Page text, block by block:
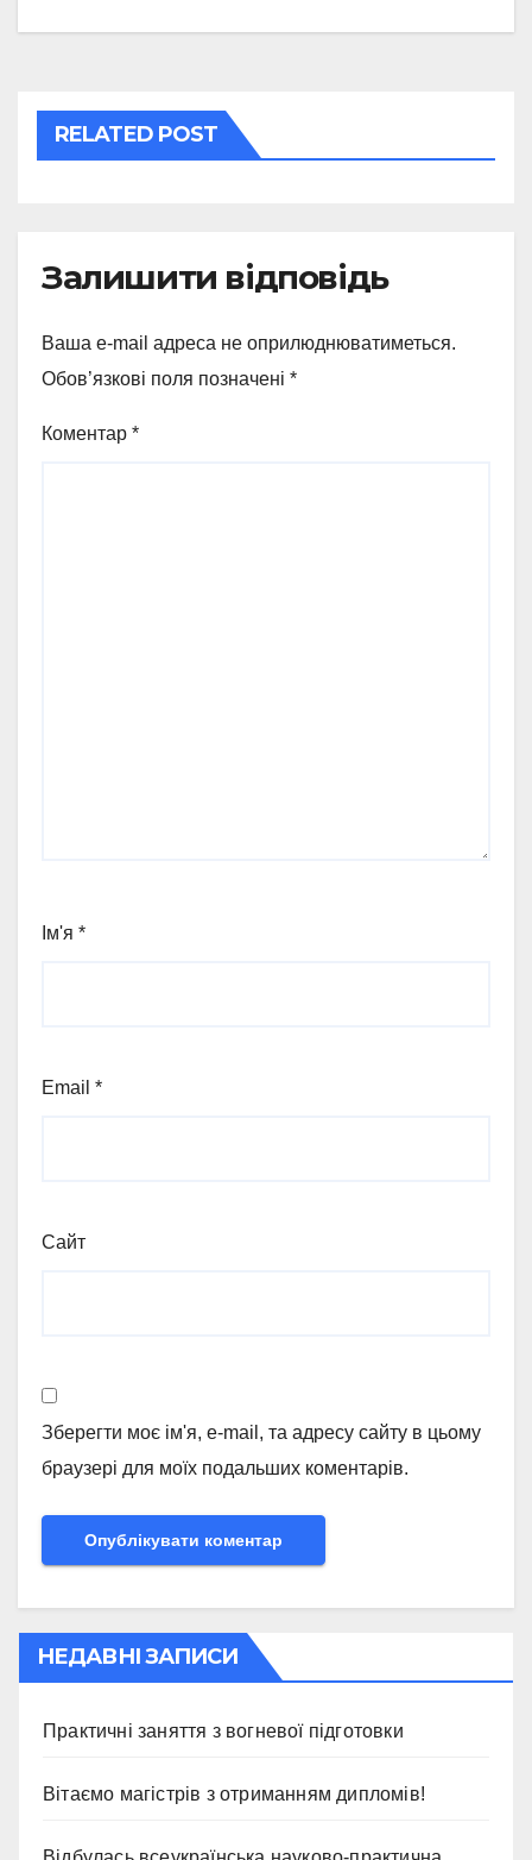
RELATED POST
Залишити відповідь
Ваша e-mail адреса не оприлюднюватиметься.
Обов’язкові поля позначені *
Коментар *
Ім'я *
Email *
Сайт
Зберегти моє ім'я, e-mail, та адресу сайту в цьому
браузері для моїх подальших коментарів.
НЕДАВНІ ЗАПИСИ
Практичні заняття з вогневої підготовки
Вітаємо магістрів з отриманням дипломів!